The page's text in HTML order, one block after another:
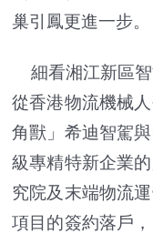
巢引鳳更進一步。
細看湘江新區智
從香港物流機械
角獸」希迪智駕
級專精特新企業
究院及末端物流
項目的簽約落戶